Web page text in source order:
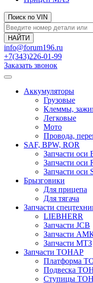
Поиск по VIN
info@forum196.ru
+7(343)226-01-99
Заказать звонок
Аккумуляторы
Грузовые
Клеммы,
Легковые
Мото
Провода,
SAF, BPW, ROR
Запчасти оси
Запчасти оси
Запчасти оси
Брызговики
Для прицепа
Для тягача
Запчасти
LIEBHERR
Запчасти JCB
Запчасти
Запчасти МТЗ
Запчасти ТОНАР
Платформа
Подвеска
Ступицы